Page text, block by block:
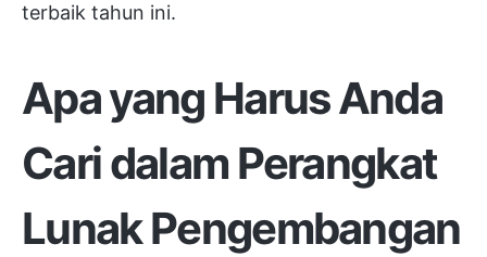
terbaik tahun ini.
Apa yang Harus Anda
Cari dalam Perangkat
Lunak Pengembangan